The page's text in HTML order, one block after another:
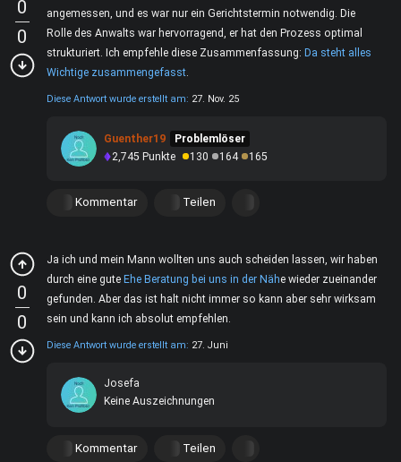
0
0
angemessen, und es war nur ein Gerichtstermin notwendig. Die
Rolle des Anwalts war hervorragend, er hat den Prozess optimal
strukturiert. Ich empfehle diese Zusammenfassung: Da steht alles
Wichtige zusammengefasst.
Diese Antwort wurde erstellt am: 27. Nov. 25
Guenther19
Problemlöser
2,745 Punkte 130 164 165
Kommentar Teilen
0
0
Ja ich und mein Mann wollten uns auch scheiden lassen, wir haben
durch eine gute Ehe Beratung bei uns in der Nähe wieder zueinander
gefunden. Aber das ist halt nicht immer so kann aber sehr wirksam
sein und kann ich absolut empfehlen.
Diese Antwort wurde erstellt am: 27. Juni
Josefa
Keine Auszeichnungen
Kommentar Teilen